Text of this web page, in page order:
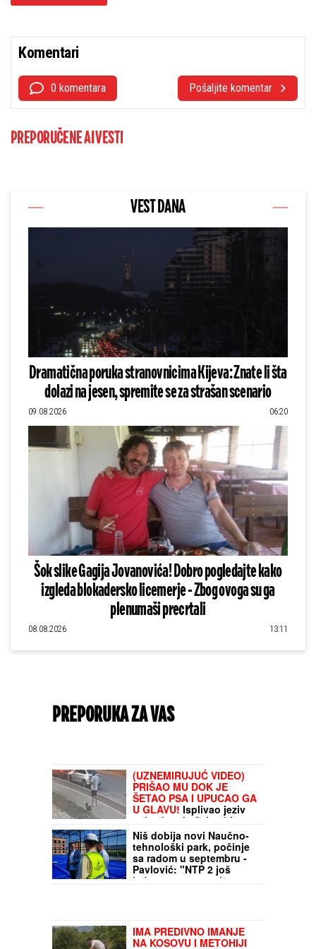
Komentari
0 komentara Pošaljite komentar
PREPORUČENE AI VESTI
VEST DANA
Dramatična poruka stranovnicima Kijeva: Znate li šta
dolazi na jesen, spremite se za strašan scenario
09.08.2026 06:20
Šok slike Gagija Jovanovića! Dobro pogledajte kako
izgleda blokadersko licemerje - Zbog ovoga su ga
plenumaši precrtali
08.08.2026 13:11
PREPORUKA ZA VAS
(UZNEMIRUJUĆ VIDEO)
PRIŠAO MU DOK JE